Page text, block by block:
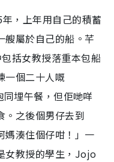
，上年用自己的積蓄
艘屬於自己的船。芊
括女教授落重本包船
一個二十人嘅
埋午餐，但佢哋咩
。之後個男仔去到
媽湊住個仔咁！」一
女教授的學生，Jojo